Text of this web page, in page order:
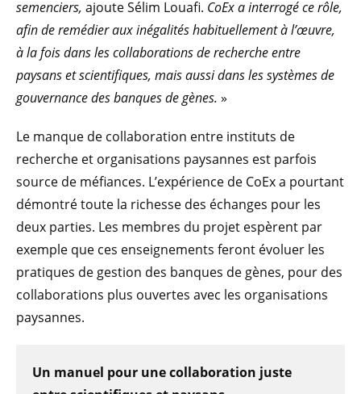
semenciers, ajoute Sélim Louafi. CoEx a interrogé ce rôle,
afin de remédier aux inégalités habituellement à l’œuvre,
à la fois dans les collaborations de recherche entre
paysans et scientifiques, mais aussi dans les systèmes de
gouvernance des banques de gènes. »
Le manque de collaboration entre instituts de
recherche et organisations paysannes est parfois
source de méfiances. L’expérience de CoEx a pourtant
démontré toute la richesse des échanges pour les
deux parties. Les membres du projet espèrent par
exemple que ces enseignements feront évoluer les
pratiques de gestion des banques de gènes, pour des
collaborations plus ouvertes avec les organisations
paysannes.
Un manuel pour une collaboration juste